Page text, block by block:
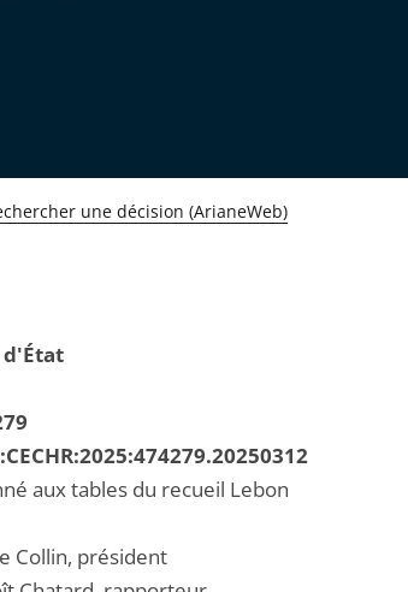
une décision (ArianeWeb)
d'État
aux tables du recueil Lebon
Collin, président